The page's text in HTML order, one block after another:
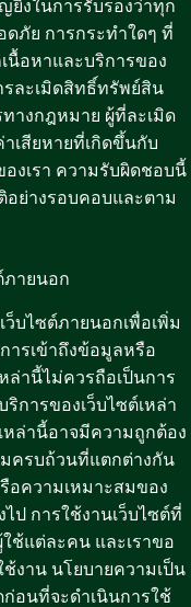
ยิ่งในการรับรองว่าทุก
ดภัย การกระทำใดๆ ที่
นื้อหาและบริการของ
รละเมิดสิทธิ์ทรัพย์สิน
างกฎหมาย ผู้ที่ละเมิด
เสียหายที่เกิดขึ้นกับ
งเรา ความรับผิดชอบนี้
อย่างรอบคอบและตาม
ภายนอก
ว็บไซต์ภายนอกเพื่อเพิ่ม
ารเข้าถึงข้อมูลหรือ
ล่านี้ไม่ควรถือเป็นการ
การของเว็บไซต์เหล่า
หล่านี้อาจมีความถูกต้อง
ครบถ้วนที่แตกต่างกัน
อความเหมาะสมของ
ป การใช้งานเว็บไซต์ที่
ช้แต่ละคน และเราขอ
งาน นโยบายความเป็น
อนที่จะดำเนินการใช้